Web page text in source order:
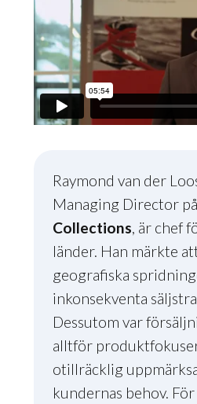
Raymond van der
Managing Director på
Collections, är chef
länder. Han märkte
geografiska
inkonsekventa
Dessutom var
alltför
otillräcklig
kundernas behov.